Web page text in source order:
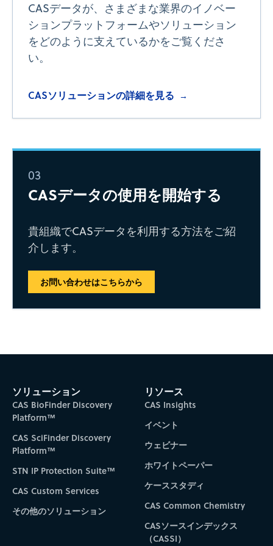
CASデータが、さまざまな業界のイノベー
ションプラットフォームやソリューション
をどのように支えているかをご覧くださ
い。
CASソリューションの詳細を見る →
03
CASデータの使用を開始する
貴組織でCASデータを利用する方法をご紹
介します。
お問い合わせはこちらから
ソリューション
CAS BioFinder Discovery
Platform™
CAS SciFinder Discovery
Platform™
STN IP Protection Suite™
CAS Custom Services
その他のソリューション
リソース
CAS Insights
イベント
ウェビナー
ホワイトペーパー
ケーススタディ
CAS Common Chemistry
CASソースインデックス
（CASSI）